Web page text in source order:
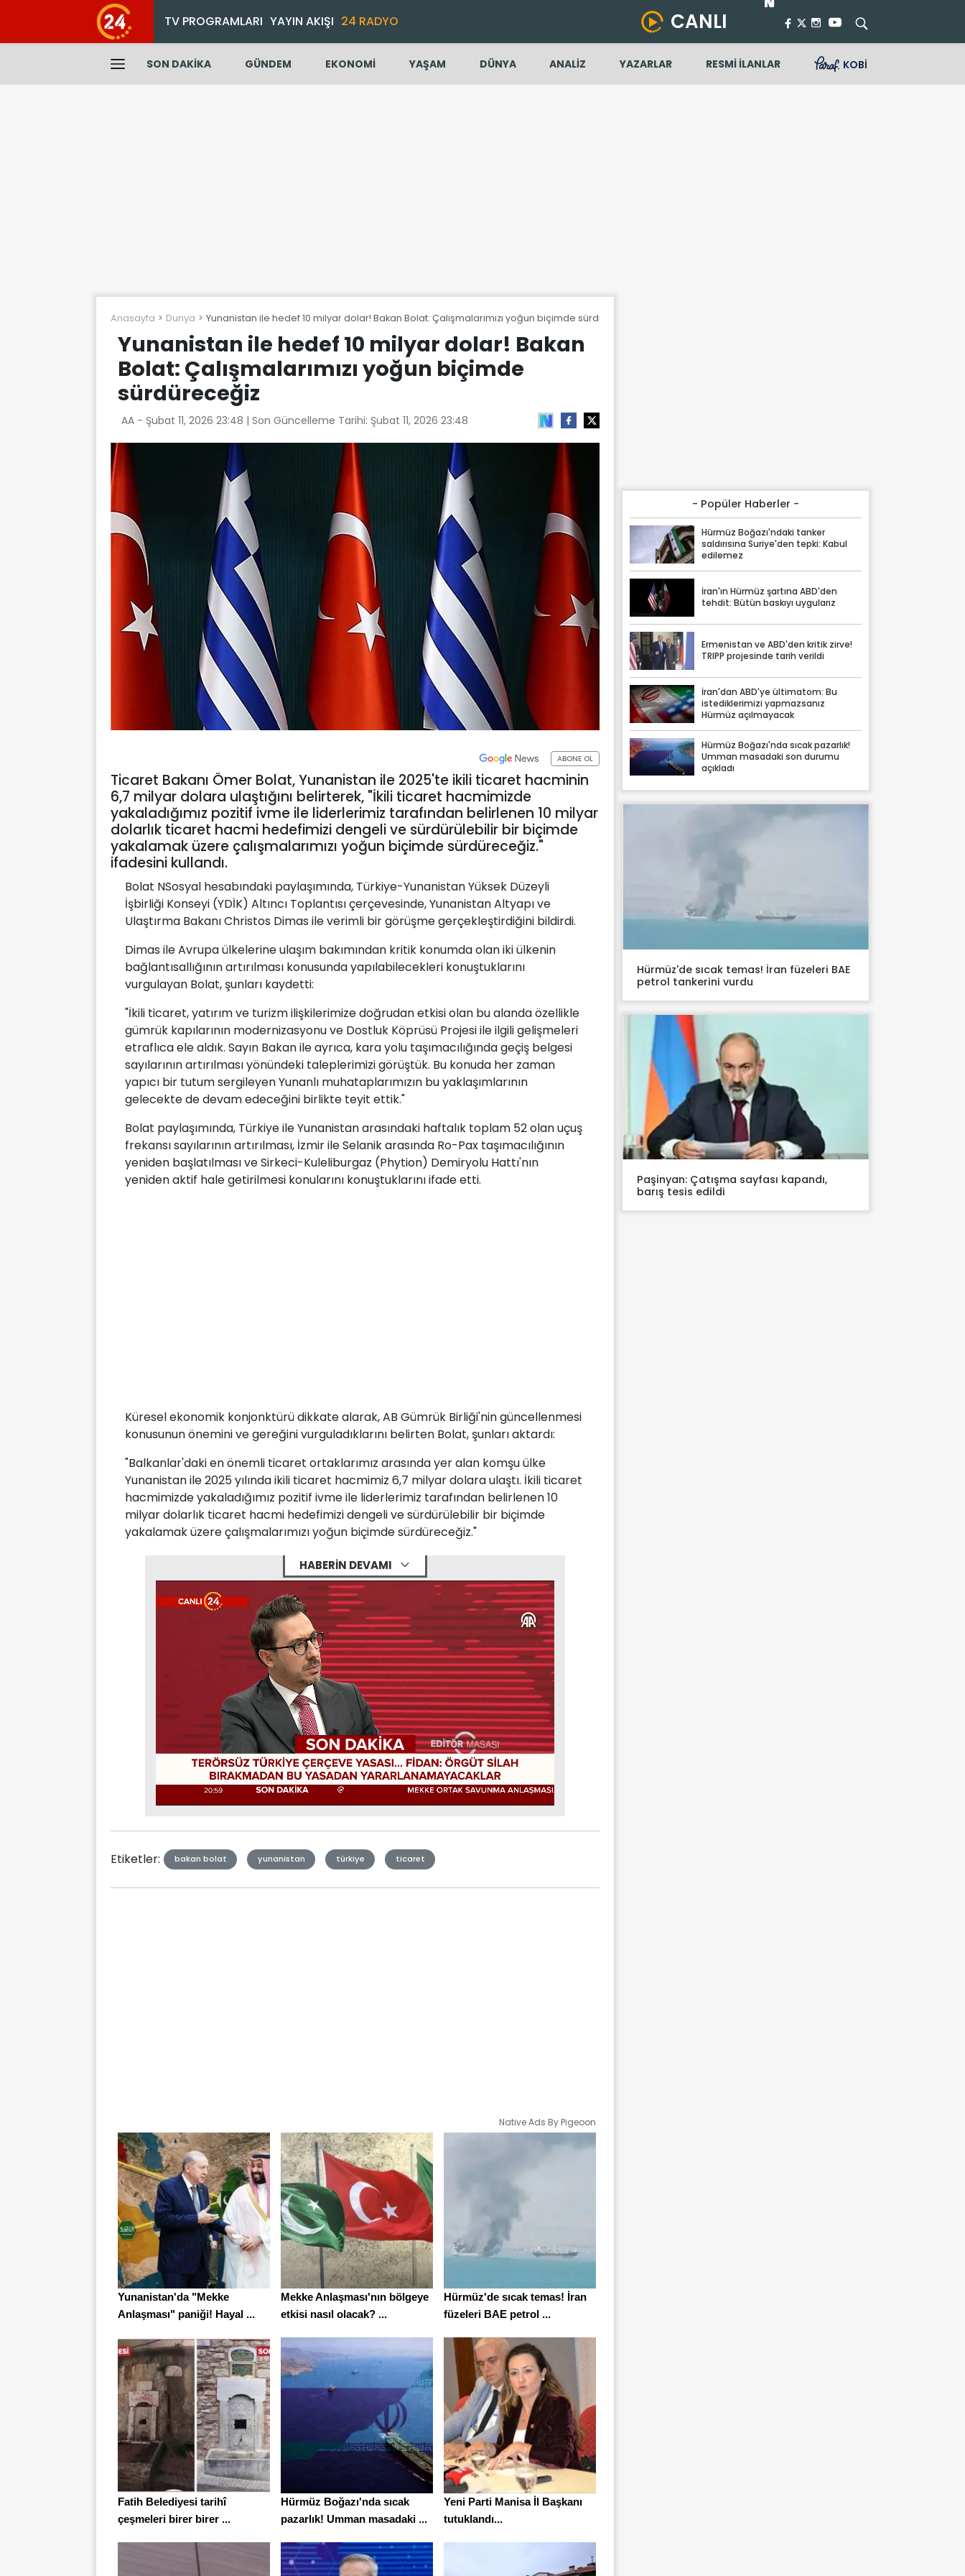
TV PROGRAMLARI YAYIN AKIŞI 24 RADYO CANLI
SON DAKİKA GÜNDEM EKONOMİ YAŞAM DÜNYA ANALİZ YAZARLAR RESMİ İLANLAR KOBİ
Anasayfa Dunya Yunanistan ile hedef 10 milyar dolar! Bakan Bolat: Çalışmalarımızı yoğun biçimde sürdüreceğiz
Yunanistan ile hedef 10 milyar dolar! Bakan
Bolat: Çalışmalarımızı yoğun biçimde
sürdüreceğiz
AA - Şubat 11, 2026 23:48 | Son Güncelleme Tarihi: Şubat 11, 2026 23:48
ABONE OL
Ticaret Bakanı Ömer Bolat, Yunanistan ile 2025'te ikili ticaret hacminin
6,7 milyar dolara ulaştığını belirterek, "İkili ticaret hacmimizde
yakaladığımız pozitif ivme ile liderlerimiz tarafından belirlenen 10 milyar
dolarlık ticaret hacmi hedefimizi dengeli ve sürdürülebilir bir biçimde
yakalamak üzere çalışmalarımızı yoğun biçimde sürdüreceğiz."
ifadesini kullandı.
Bolat NSosyal hesabındaki paylaşımında, Türkiye-Yunanistan Yüksek Düzeyli
İşbirliği Konseyi (YDİK) Altıncı Toplantısı çerçevesinde, Yunanistan Altyapı ve
Ulaştırma Bakanı Christos Dimas ile verimli bir görüşme gerçekleştirdiğini bildirdi.
Dimas ile Avrupa ülkelerine ulaşım bakımından kritik konumda olan iki ülkenin
bağlantısallığının artırılması konusunda yapılabilecekleri konuştuklarını
vurgulayan Bolat, şunları kaydetti:
"İkili ticaret, yatırım ve turizm ilişkilerimize doğrudan etkisi olan bu alanda özellikle
gümrük kapılarının modernizasyonu ve Dostluk Köprüsü Projesi ile ilgili gelişmeleri
etraflıca ele aldık. Sayın Bakan ile ayrıca, kara yolu taşımacılığında geçiş belgesi
sayılarının artırılması yönündeki taleplerimizi görüştük. Bu konuda her zaman
yapıcı bir tutum sergileyen Yunanlı muhataplarımızın bu yaklaşımlarının
gelecekte de devam edeceğini birlikte teyit ettik."
Bolat paylaşımında, Türkiye ile Yunanistan arasındaki haftalık toplam 52 olan uçuş
frekansı sayılarının artırılması, İzmir ile Selanik arasında Ro-Pax taşımacılığının
yeniden başlatılması ve Sirkeci-Kuleliburgaz (Phytion) Demiryolu Hattı'nın
yeniden aktif hale getirilmesi konularını konuştuklarını ifade etti.
Küresel ekonomik konjonktürü dikkate alarak, AB Gümrük Birliği'nin güncellenmesi
konusunun önemini ve gereğini vurguladıklarını belirten Bolat, şunları aktardı:
"Balkanlar'daki en önemli ticaret ortaklarımız arasında yer alan komşu ülke
Yunanistan ile 2025 yılında ikili ticaret hacmimiz 6,7 milyar dolara ulaştı. İkili ticaret
hacmimizde yakaladığımız pozitif ivme ile liderlerimiz tarafından belirlenen 10
milyar dolarlık ticaret hacmi hedefimizi dengeli ve sürdürülebilir bir biçimde
yakalamak üzere çalışmalarımızı yoğun biçimde sürdüreceğiz."
HABERİN DEVAMI
Stream
Etiketler: bakan bolat yunanistan türkiye ticaret
Native Ads By Pigeoon
Yunanistan'da "Mekke
Anlaşması" paniği! Hayal ...
Mekke Anlaşması'nın bölgeye
etkisi nasıl olacak? ...
Hürmüz'de sıcak temas! İran
füzeleri BAE petrol ...
Fatih Belediyesi tarihî
çeşmeleri birer birer ...
Hürmüz Boğazı'nda sıcak
pazarlık! Umman masadaki ...
Yeni Parti Manisa İl Başkanı
tutuklandı...
- Popüler Haberler -
Hürmüz Boğazı'ndaki tanker
saldırısına Suriye'den tepki: Kabul
edilemez
İran'ın Hürmüz şartına ABD'den
tehdit: Bütün baskıyı uygularız
Ermenistan ve ABD'den kritik zirve!
TRIPP projesinde tarih verildi
İran'dan ABD'ye ültimatom: Bu
istediklerimizi yapmazsanız
Hürmüz açılmayacak
Hürmüz Boğazı'nda sıcak pazarlık!
Umman masadaki son durumu
açıkladı
Hürmüz'de sıcak temas! İran füzeleri BAE
petrol tankerini vurdu
Paşinyan: Çatışma sayfası kapandı,
barış tesis edildi